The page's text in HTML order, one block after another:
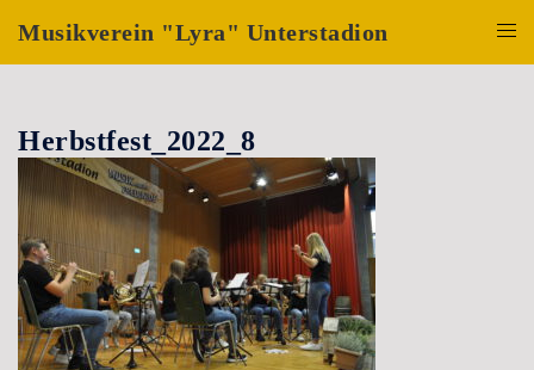
InhaltMusikverein "Lyra" Unterstadion
Menü
Herbstfest_2022_8